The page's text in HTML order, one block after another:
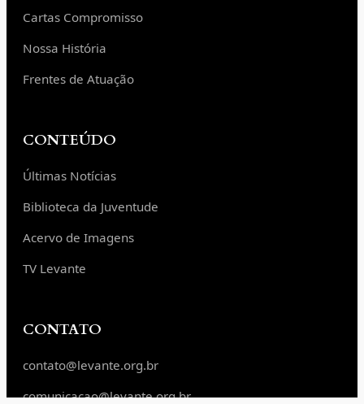
Cartas Compromisso
Nossa História
Frentes de Atuação
CONTEÚDO
Últimas Notícias
Biblioteca da Juventude
Acervo de Imagens
TV Levante
CONTATO
contato@levante.org.br
comunicacao@levante.org.br